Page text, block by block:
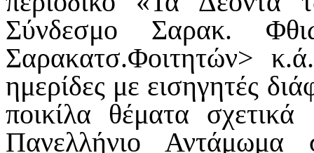
Σύνδεσμο Σαρακ.
Σαρακατσ.Φοιτητών>
ημερίδες με εισηγητές
ποικίλα θέματα
Πανελλήνιο Αντάμωμα